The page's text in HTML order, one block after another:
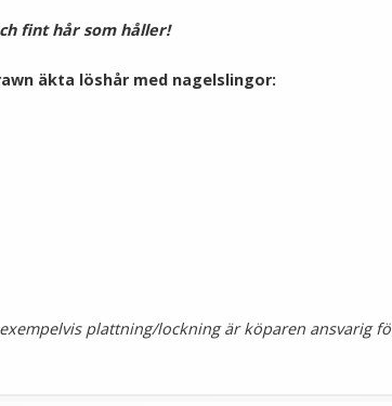
fint hår som håller!
äkta löshår med nagelslingor:
plattning/lockning är köparen ansvarig